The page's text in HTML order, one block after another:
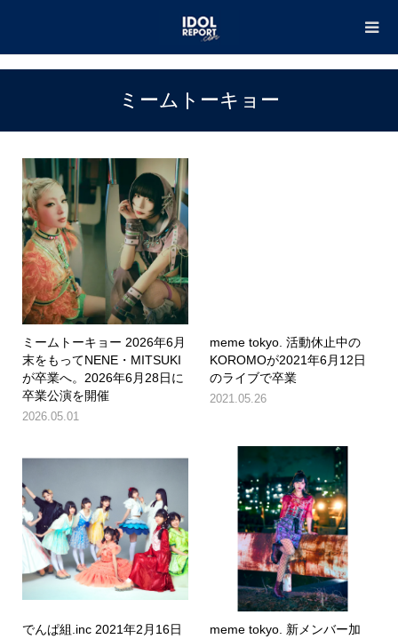
ミームトーキョー
ミームトーキョー 2026年6月
末をもってNENE・MITSUKI
が卒業へ。2026年6月28日に
卒業公演を開催
2026.05.01
meme tokyo. 活動休止中の
KOROMOが2021年6月12日
のライブで卒業
2021.05.26
でんぱ組.inc 2021年2月16日
meme tokyo. 新メンバー加